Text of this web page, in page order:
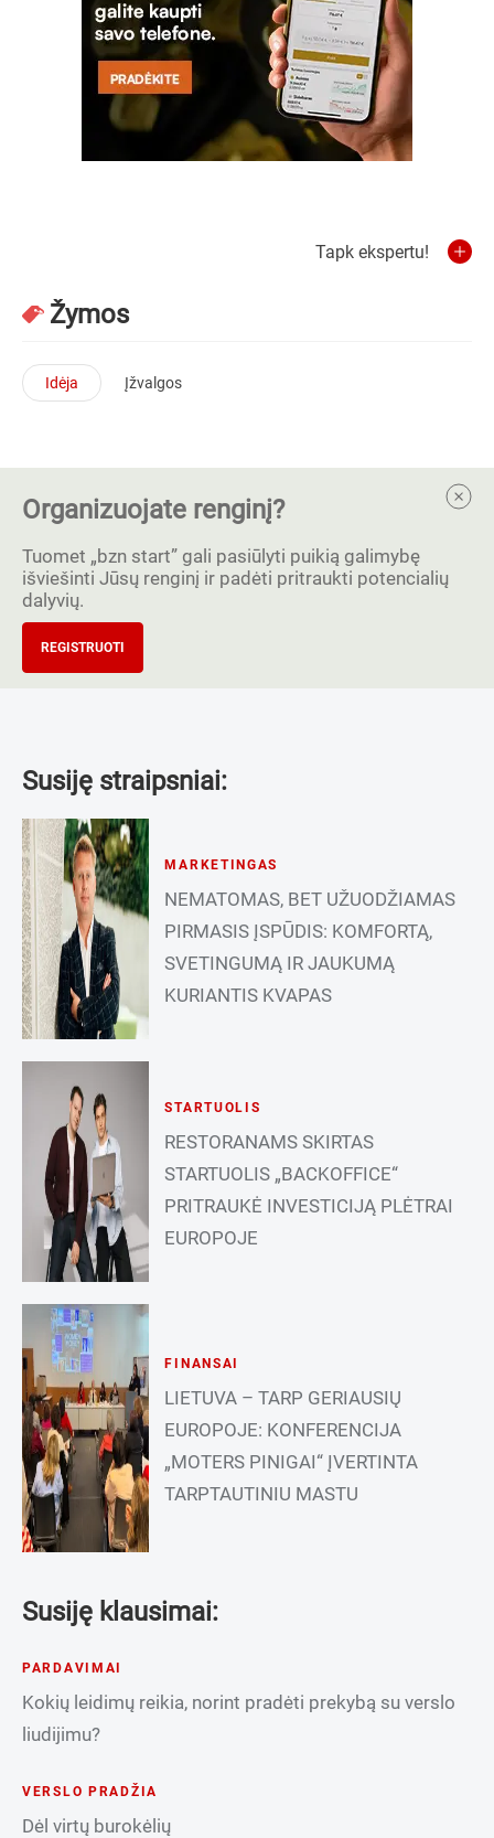
Tapk ekspertu!
Žymos
Idėja Įžvalgos
Organizuojate renginį?
Tuomet „bzn start” gali pasiūlyti puikią galimybę
išviešinti Jūsų renginį ir padėti pritraukti potencialių
dalyvių.
REGISTRUOTI
Susiję straipsniai:
MARKETINGAS
NEMATOMAS, BET UŽUODŽIAMAS
PIRMASIS ĮSPŪDIS: KOMFORTĄ,
SVETINGUMĄ IR JAUKUMĄ
KURIANTIS KVAPAS
STARTUOLIS
RESTORANAMS SKIRTAS
STARTUOLIS „BACKOFFICE“
PRITRAUKĖ INVESTICIJĄ PLĖTRAI
EUROPOJE
FINANSAI
LIETUVA – TARP GERIAUSIŲ
EUROPOJE: KONFERENCIJA
„MOTERS PINIGAI“ ĮVERTINTA
TARPTAUTINIU MASTU
Susiję klausimai:
PARDAVIMAI
Kokių leidimų reikia, norint pradėti prekybą su verslo
liudijimu?
VERSLO PRADŽIA
Dėl virtų burokėlių